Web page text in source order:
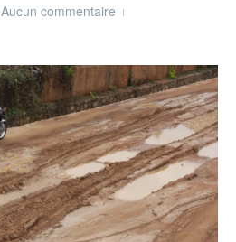
Aucun commentaire